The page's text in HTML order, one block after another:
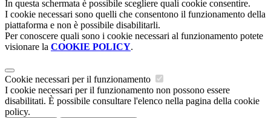
In questa schermata è possibile scegliere quali cookie consentire.
I cookie necessari sono quelli che consentono il funzionamento della
piattaforma e non è possibile disabilitarli.
Per conoscere quali sono i cookie necessari al funzionamento potete
visionare la COOKIE POLICY.
Cookie necessari per il funzionamento
I cookie necessari per il funzionamento non possono essere
disabilitati. È possibile consultare l'elenco nella pagina della cookie
policy.